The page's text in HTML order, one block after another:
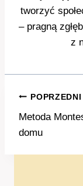
tworzyć
– pragną
z
wpisu
POPRZEDNI
Metoda
domu